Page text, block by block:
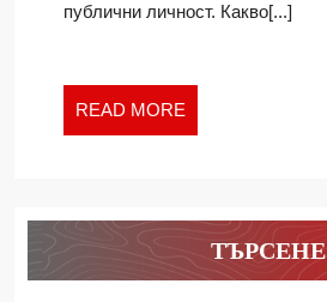
ПРОМЕНИТЕ
НО
КАКВО
СЛЕД
ТОВА?
публични личност. Какво[...]
READ MORE
MORE
ТЪРСЕНЕ